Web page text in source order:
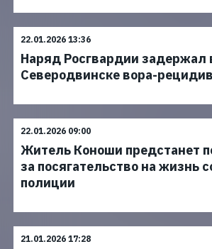
22.01.2026 13:36
Наряд Росгвардии задержал
Северодвинске вора-
22.01.2026 09:00
Житель Коноши предстанет
за посягательство на жизнь
полиции
21.01.2026 17:28